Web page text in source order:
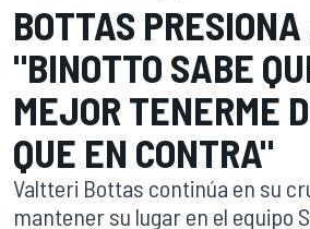
BOTTAS
"BINOTTO SABE
MEJOR TENERME
QUE EN CONTRA"
Valtteri Bottas continúa en su
mantener su lugar en el equipo